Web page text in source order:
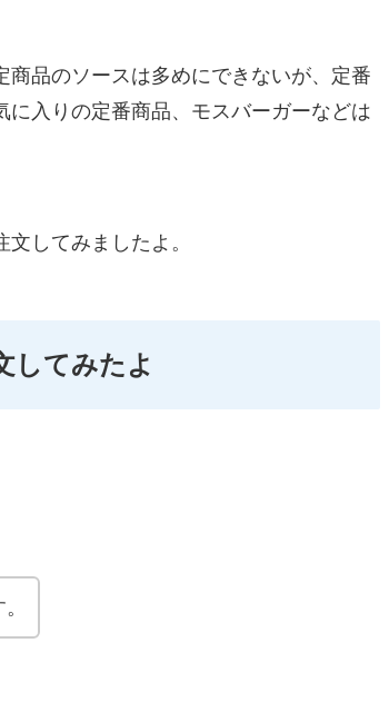
品のソースは多めにできないが、定番
入りの定番商品、モスバーガーなどは
してみましたよ。
してみたよ